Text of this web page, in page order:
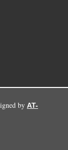
by AT-